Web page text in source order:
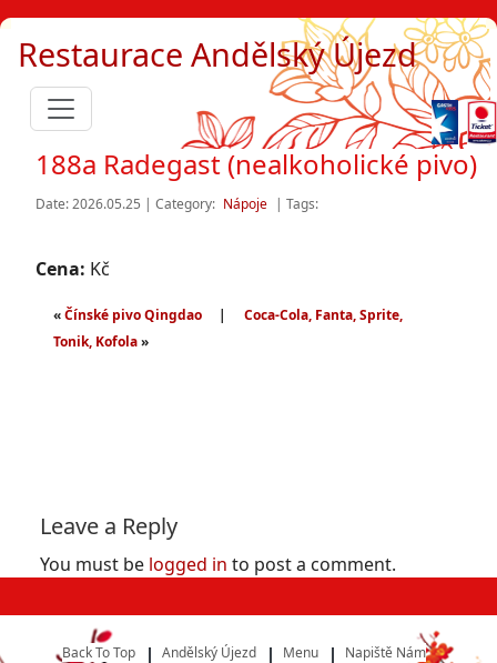
Restaurace Andělský Újezd
188a Radegast (nealkoholické pivo)
Date: 2026.05.25 | Category: Nápoje | Tags:
Cena: Kč
«Čínské pivo Qingdao |
Coca-Cola, Fanta, Sprite,
Tonik, Kofola»
Leave a Reply
You must be logged in to post a comment.
Back To Top Andělský Újezd Menu
Napiště Nám